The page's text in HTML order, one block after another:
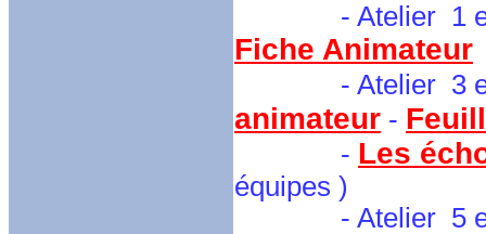
- Atelier 1 et 2 :
Fiche Animateur
- Atelier 3
animateur -
- Les
équipes )
- Atelier 5 et 6